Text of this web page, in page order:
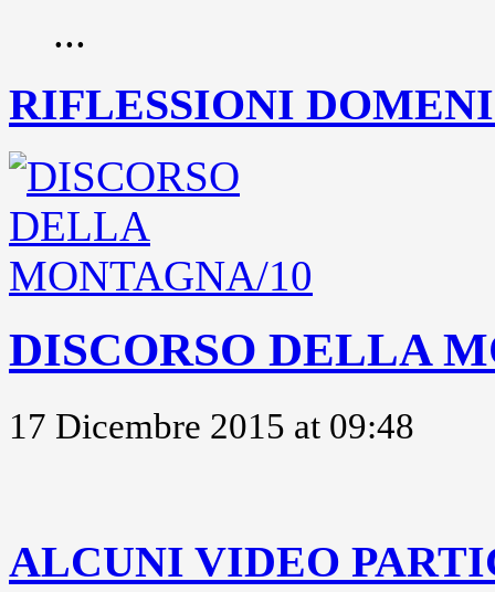
...
RIFLESSIONI
DISCORSO DELLA
17 Dicembre 2015 at 09:48
ALCUNI VIDEO